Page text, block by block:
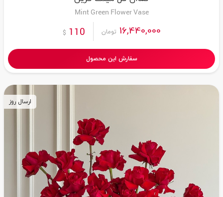
Mint Green Flower Vase
16,440,000 تومان 110
$
سفارش این محصول
ارسال روز